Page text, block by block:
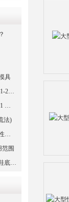
具
上海程斯 输注泵流量测试仪YY0451-2010 工作技术原理
输液器输液流速测试仪 GB/T15812.1 上海程斯 技术交流与心得
法)
CSI-Z543不可拆卸电极连接线稳固性测试仪
围
上海程斯 GS 9703411:2021-04变型鞋底试验仪 工作原理